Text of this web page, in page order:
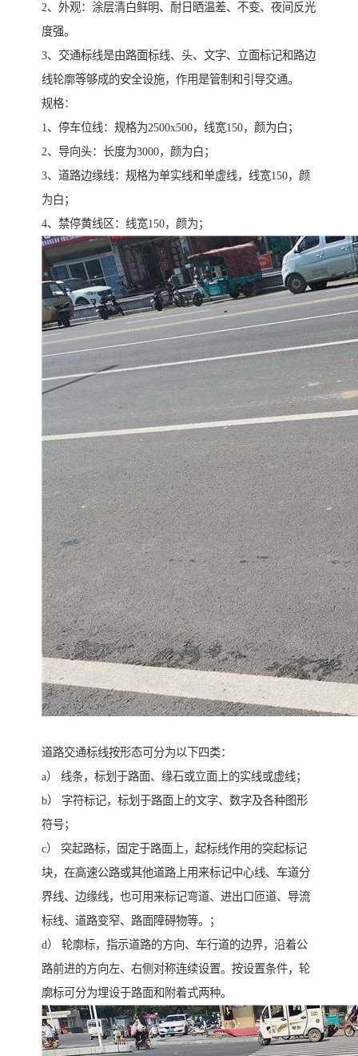
2、外观：涂层清白鲜明、耐日晒温差、不变、夜间反光
度强。
3、交通标线是由路面标线、头、文字、立面标记和路边
线轮廓等够成的安全设施，作用是管制和引导交通。
规格：
1、停车位线：规格为2500x500，线宽150，颜为白；
2、导向头：长度为3000，颜为白；
3、道路边缘线：规格为单实线和单虚线，线宽150，颜
为白；
4、禁停黄线区：线宽150，颜为；
道路交通标线按形态可分为以下四类：
a） 线条，标划于路面、缘石或立面上的实线或虚线；
b） 字符标记，标划于路面上的文字、数字及各种图形
符号；
c） 突起路标，固定于路面上，起标线作用的突起标记
块，在高速公路或其他道路上用来标记中心线、车道分
界线、边缘线，也可用来标记弯道、进出口匝道、导流
标线、道路变窄、路面障碍物等。；
d） 轮廓标，指示道路的方向、车行道的边界，沿着公
路前进的方向左、右侧对称连续设置。按设置条件，轮
廓标可分为埋设于路面和附着式两种。